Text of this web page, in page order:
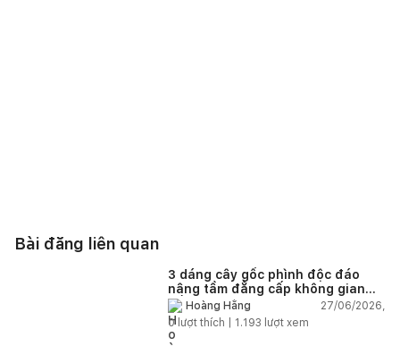
Bài đăng liên quan
3 dáng cây gốc phình độc đáo
nâng tầm đẳng cấp không gian
sốngHoàng Hằng
27/06/2026,
0lượt thích | 1.193 lượt xem